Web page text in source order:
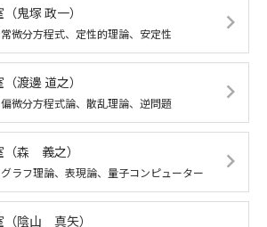
（鬼塚 政一）
常微分方程式、定性的理論、安定性
（渡邊 道之）
偏微分方程式論、散乱理論、逆問題
（森 義之）
グラフ理論、表現論、量子コンピューター
（陰山 真矢）